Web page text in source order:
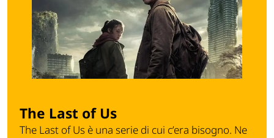
The Last of Us
The Last of Us è una serie di cui c’era bisogno. Ne